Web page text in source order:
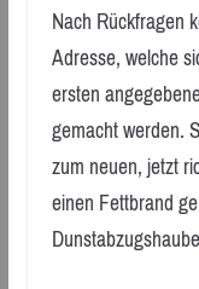
Nach Rückfragen
Adresse, welche
ersten
gemacht werden.
zum neuen, jetzt
einen Fettbrand